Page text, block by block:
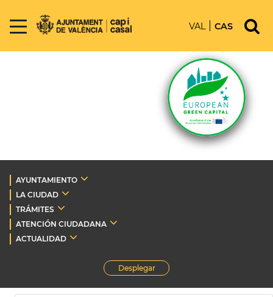
VAL CAS
AYUNTAMIENTO
LA CIUDAD
TRÁMITES
ATENCIÓN CIUDADANA
ACTUALIDAD
Desplegar